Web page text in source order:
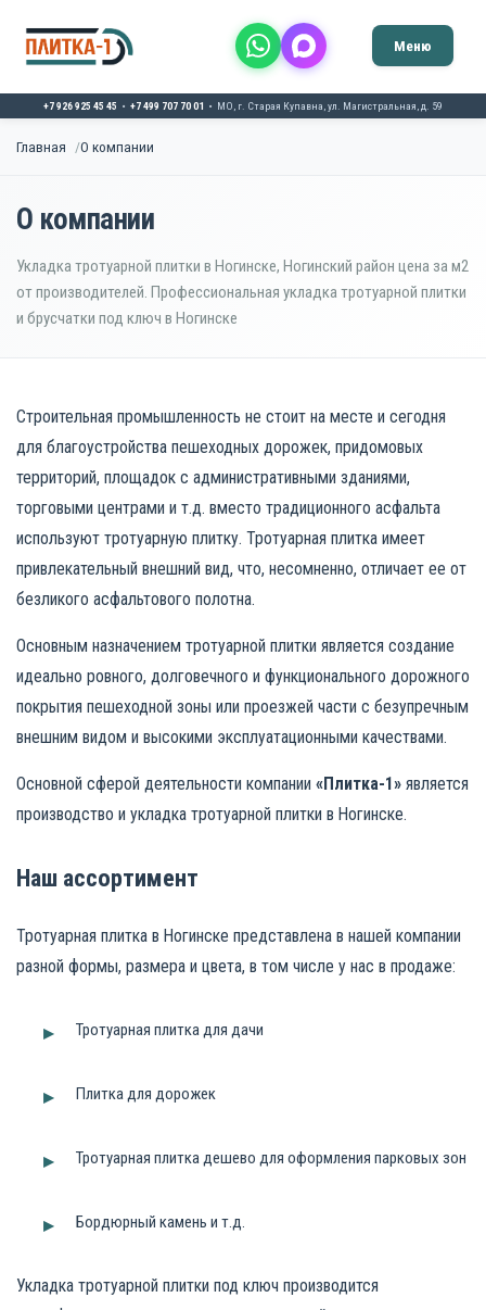
Меню
+7 926 925 45 45 +7 499 707 70 01 МО, г. Старая Купавна, ул. Магистральная, д. 59
Главная
Благодарственные письма
Каталог продукции
Брусчатка
Фасадная плитка
Бордюрный камень
Ступени
Укладка плитки
Доставка
Асфальтирование
Вибролитая плитка
Вибропрессованная плитка
Укладка плитки
Художественная ковка
Контакты
Блог
Главная О компании
О компании
Укладка тротуарной плитки в Ногинске, Ногинский район цена за м2
от производителей. Профессиональная укладка тротуарной плитки
и брусчатки под ключ в Ногинске
Строительная промышленность не стоит на месте и сегодня
для благоустройства пешеходных дорожек, придомовых
территорий, площадок с административными зданиями,
торговыми центрами и т.д. вместо традиционного асфальта
используют тротуарную плитку. Тротуарная плитка имеет
привлекательный внешний вид, что, несомненно, отличает ее от
безликого асфальтового полотна.
Основным назначением тротуарной плитки является создание
идеально ровного, долговечного и функционального дорожного
покрытия пешеходной зоны или проезжей части с безупречным
внешним видом и высокими эксплуатационными качествами.
Основной сферой деятельности компании «Плитка-1» является
производство и укладка тротуарной плитки в Ногинске.
Наш ассортимент
Тротуарная плитка в Ногинске представлена в нашей компании
разной формы, размера и цвета, в том числе у нас в продаже:
Тротуарная плитка для дачи
Плитка для дорожек
Тротуарная плитка дешево для оформления парковых зон
Бордюрный камень и т.д.
Укладка тротуарной плитки под ключ производится